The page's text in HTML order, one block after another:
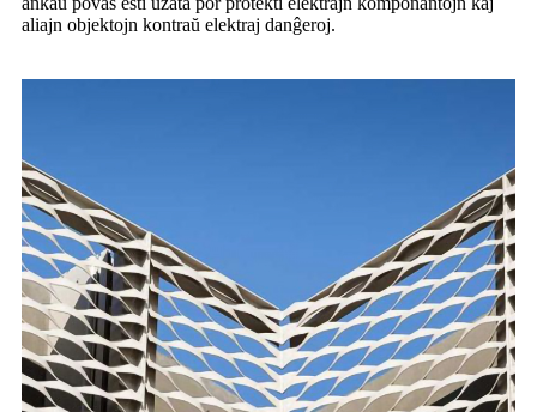
aliajn objektojn kontraŭ elektraj danĝeroj.